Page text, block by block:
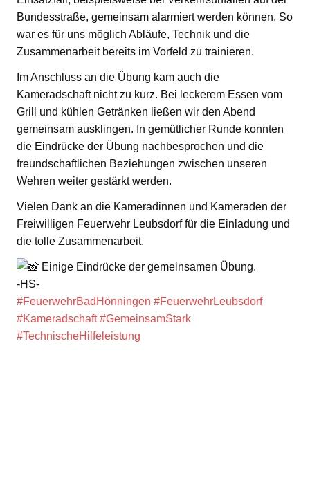
Bundesstraße, gemeinsam alarmiert werden können. So
war es für uns möglich Abläufe, Technik und die
Zusammenarbeit bereits im Vorfeld zu trainieren.
Im Anschluss an die Übung kam auch die
Kameradschaft nicht zu kurz. Bei leckerem Essen vom
Grill und kühlen Getränken ließen wir den Abend
gemeinsam ausklingen. In gemütlicher Runde konnten
die Eindrücke der Übung nachbesprochen und die
freundschaftlichen Beziehungen zwischen unseren
Wehren weiter gestärkt werden.
Vielen Dank an die Kameradinnen und Kameraden der
Freiwilligen Feuerwehr Leubsdorf für die Einladung und
die tolle Zusammenarbeit.
Einige Eindrücke der gemeinsamen Übung.
-HS-
#FeuerwehrBadHönningen #FeuerwehrLeubsdorf
#Kameradschaft #GemeinsamStark
#TechnischeHilfeleistung